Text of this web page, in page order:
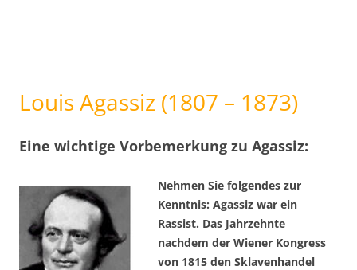
Louis Agassiz (1807 – 1873)
Eine wichtige Vorbemerkung zu Agassiz:
Nehmen Sie folgendes zur
Kenntnis: Agassiz war ein
Rassist. Das Jahrzehnte
nachdem der Wiener Kongress
von 1815 den Sklavenhandel